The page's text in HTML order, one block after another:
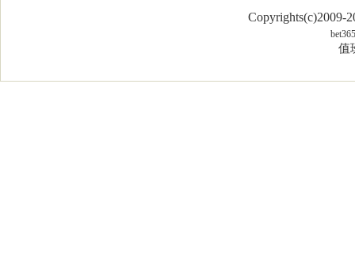
Copyrights(c)2009-
bet365
值